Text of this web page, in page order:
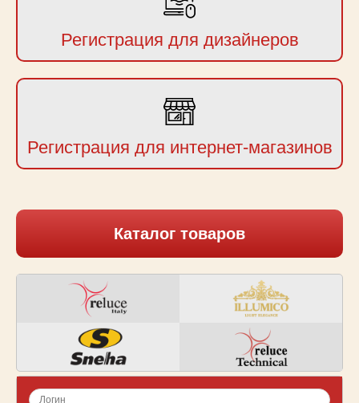
Регистрация для дизайнеров
Регистрация для интернет-магазинов
Каталог товаров